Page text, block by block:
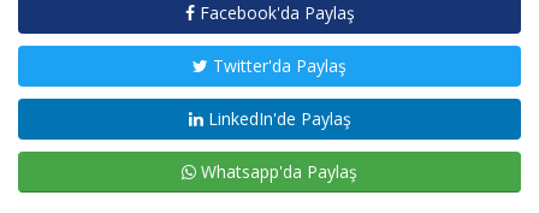
Facebook'da Paylaş
Twitter'da Paylaş
LinkedIn'de Paylaş
Whatsapp'da Paylaş